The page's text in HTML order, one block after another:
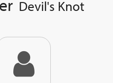
Devil's Knot